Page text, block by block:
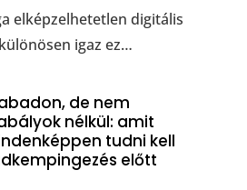
elképzelhetetlen digitális
igaz ez…
de nem
nélkül: amit
tudni kell
előtt